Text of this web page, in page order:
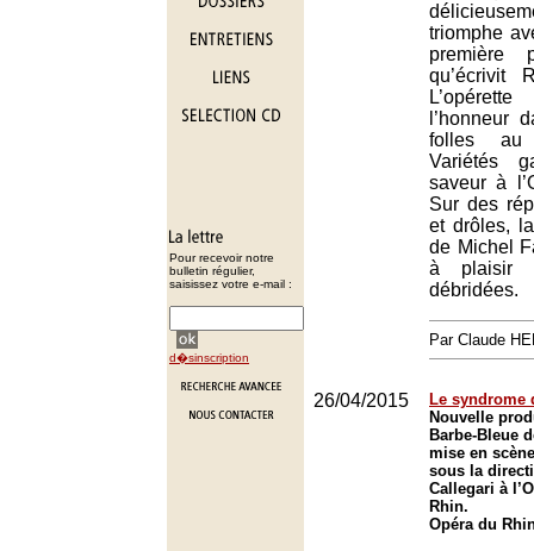
Pour recevoir notre
bulletin régulier,
saisissez votre e-mail :
d�sinscription
triomphe
première
qu’écrivit
l’honneur
folles au
Variétés
saveur à
Sur des
et drôles,
de Michel
à plaisir
débridées.
Par Claude
26/04/2015
Le syndrome
Nouvelle
Barbe-Bleue
mise en
sous la
Callegari à
Rhin.
Opéra du